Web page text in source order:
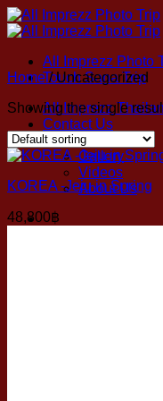
Skip
to
All Imprezz Photo
Touch Sana Trip
All Imprezz
Contact Us
Reviews
Gallery
Videos
About Us
Home /Uncategorized
Showing the single
KOREA -Jeju in Spring
48,800฿